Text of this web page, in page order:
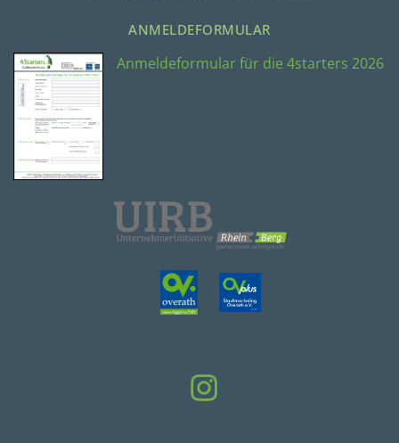
ANMELDEFORMULAR
Anmeldeformular für die 4starters 2026